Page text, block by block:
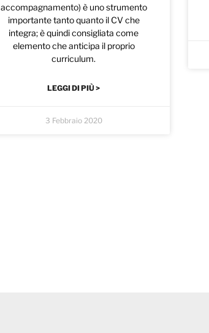
accompagnamento) è uno strumento
importante tanto quanto il CV che
integra; è quindi consigliata come
elemento che anticipa il proprio
curriculum.
LEGGI DI PIÙ >
3 Febbraio 2020